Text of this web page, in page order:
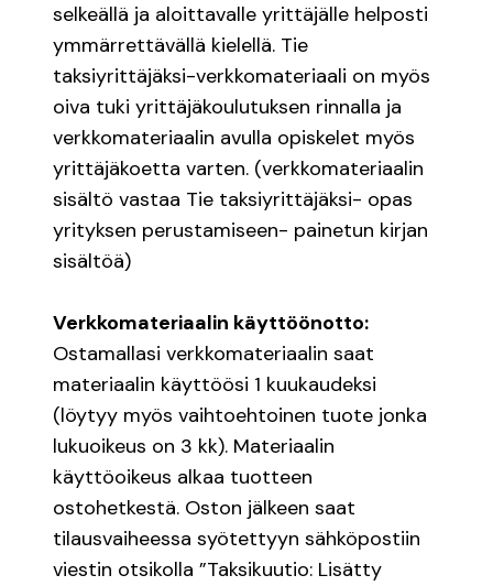
selkeällä ja aloittavalle yrittäjälle helposti
ymmärrettävällä kielellä. Tie
taksiyrittäjäksi-verkkomateriaali on myös
oiva tuki yrittäjäkoulutuksen rinnalla ja
verkkomateriaalin avulla opiskelet myös
yrittäjäkoetta varten. (verkkomateriaalin
sisältö vastaa Tie taksiyrittäjäksi- opas
yrityksen perustamiseen- painetun kirjan
sisältöä)
Verkkomateriaalin käyttöönotto:
Ostamallasi verkkomateriaalin saat
materiaalin käyttöösi 1 kuukaudeksi
(löytyy myös vaihtoehtoinen tuote jonka
lukuoikeus on 3 kk). Materiaalin
käyttöoikeus alkaa tuotteen
ostohetkestä. Oston jälkeen saat
tilausvaiheessa syötettyyn sähköpostiin
viestin otsikolla ”Taksikuutio: Lisätty